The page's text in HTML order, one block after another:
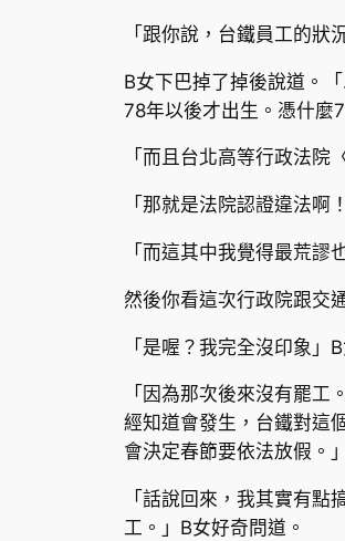
「跟你說，台鐵員工的
B女下巴掉了掉後說道。
78年以後才出生。憑什麼
「而且台北高等行政法
「那就是法院認證違法啊
「而這其中我覺得最荒
然後你看這次行政院跟交
「是喔？我完全沒印象」B
「因為那次後來沒有罷
經知道會發生，台鐵對這
會決定春節要依法放假。
「話說回來，我其實有
工。」B女好奇問道。